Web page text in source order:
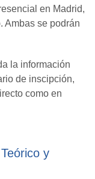
en Madrid,
Ambas se podrán
la información
de inscipción,
como en
y